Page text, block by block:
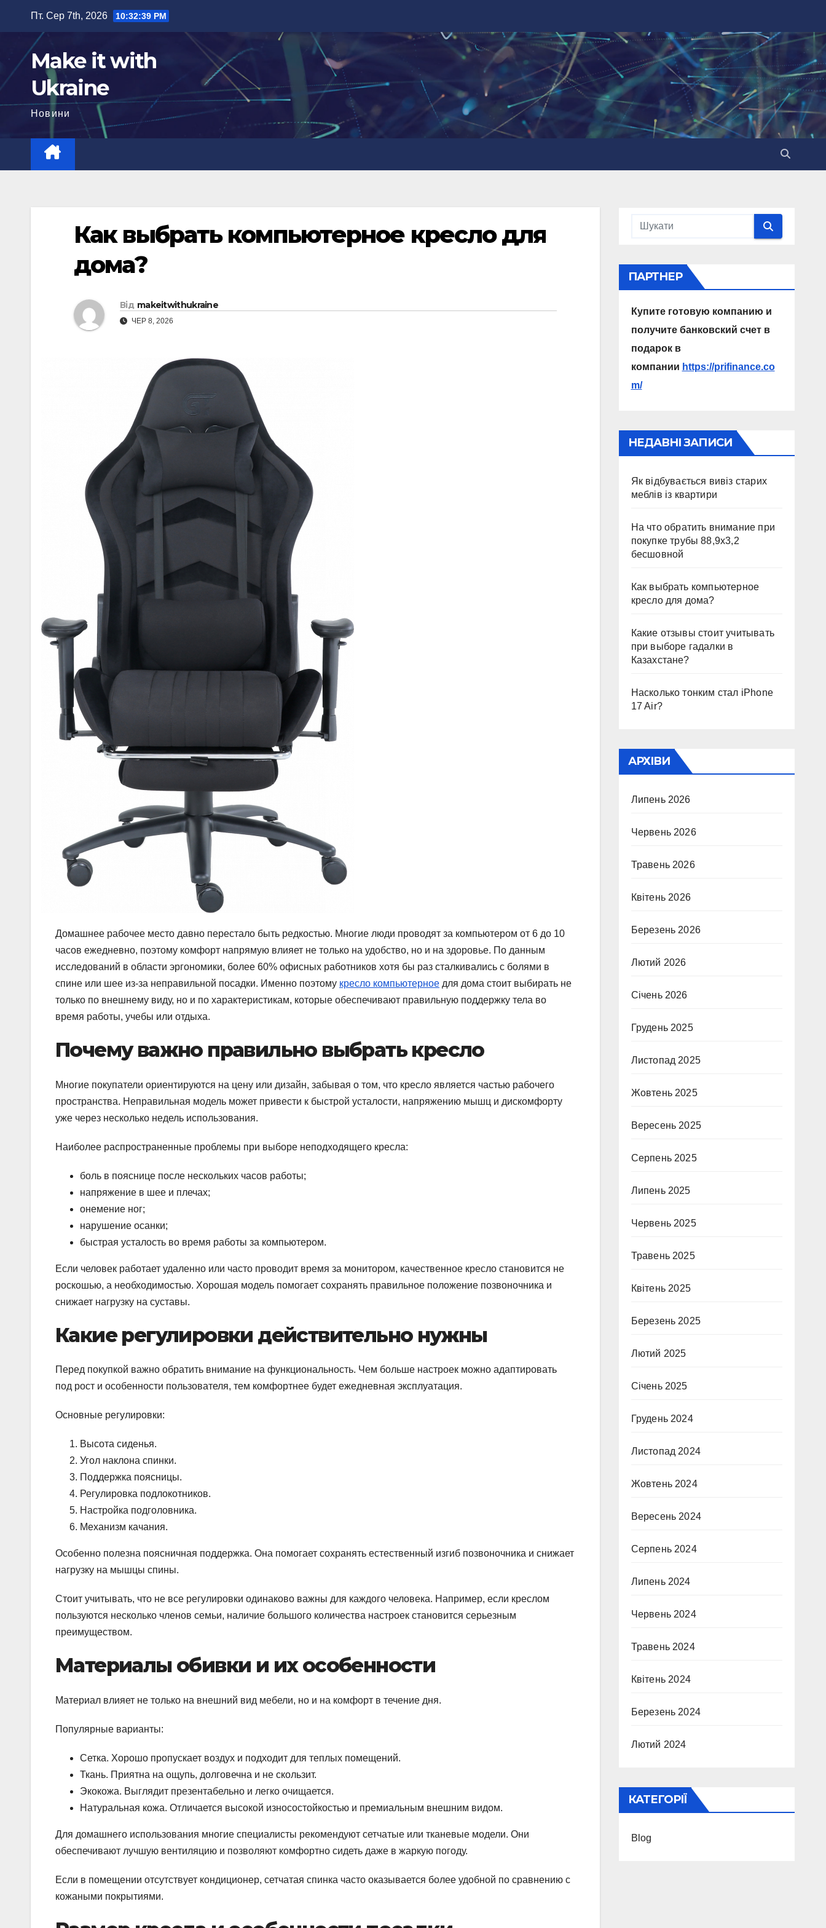
Пт. Сер 7th, 2026 10:32:40 PM
Make it with
Ukraine
Новини
Как выбрать компьютерное кресло для
дома?
Від makeitwithukraine
ЧЕР 8, 2026
Домашнее рабочее место давно перестало быть редкостью. Многие люди проводят за компьютером от 6 до 10
часов ежедневно, поэтому комфорт напрямую влияет не только на удобство, но и на здоровье. По данным
исследований в области эргономики, более 60% офисных работников хотя бы раз сталкивались с болями в
спине или шее из-за неправильной посадки. Именно поэтому кресло компьютерное для дома стоит выбирать не
только по внешнему виду, но и по характеристикам, которые обеспечивают правильную поддержку тела во
время работы, учебы или отдыха.
Почему важно правильно выбрать кресло
Многие покупатели ориентируются на цену или дизайн, забывая о том, что кресло является частью рабочего
пространства. Неправильная модель может привести к быстрой усталости, напряжению мышц и дискомфорту
уже через несколько недель использования.
Наиболее распространенные проблемы при выборе неподходящего кресла:
боль в пояснице после нескольких часов работы;
напряжение в шее и плечах;
онемение ног;
нарушение осанки;
быстрая усталость во время работы за компьютером.
Если человек работает удаленно или часто проводит время за монитором, качественное кресло становится не
роскошью, а необходимостью. Хорошая модель помогает сохранять правильное положение позвоночника и
снижает нагрузку на суставы.
Какие регулировки действительно нужны
Перед покупкой важно обратить внимание на функциональность. Чем больше настроек можно адаптировать
под рост и особенности пользователя, тем комфортнее будет ежедневная эксплуатация.
Основные регулировки:
Высота сиденья.
Угол наклона спинки.
Поддержка поясницы.
Регулировка подлокотников.
Настройка подголовника.
Механизм качания.
Особенно полезна поясничная поддержка. Она помогает сохранять естественный изгиб позвоночника и снижает
нагрузку на мышцы спины.
Стоит учитывать, что не все регулировки одинаково важны для каждого человека. Например, если креслом
пользуются несколько членов семьи, наличие большого количества настроек становится серьезным
преимуществом.
Материалы обивки и их особенности
Материал влияет не только на внешний вид мебели, но и на комфорт в течение дня.
Популярные варианты:
Сетка. Хорошо пропускает воздух и подходит для теплых помещений.
Ткань. Приятна на ощупь, долговечна и не скользит.
Экокожа. Выглядит презентабельно и легко очищается.
Натуральная кожа. Отличается высокой износостойкостью и премиальным внешним видом.
Для домашнего использования многие специалисты рекомендуют сетчатые или тканевые модели. Они
обеспечивают лучшую вентиляцию и позволяют комфортно сидеть даже в жаркую погоду.
Если в помещении отсутствует кондиционер, сетчатая спинка часто оказывается более удобной по сравнению с
кожаными покрытиями.
ПАРТНЕР
Купите готовую компанию и
получите банковский счет в
подарок в
компании https://prifinance.co
m/
НЕДАВНІ ЗАПИСИ
Як відбувається вивіз старих
меблів із квартири
На что обратить внимание при
покупке трубы 88,9х3,2
бесшовной
Как выбрать компьютерное
кресло для дома?
Какие отзывы стоит учитывать
при выборе гадалки в
Казахстане?
Насколько тонким стал iPhone
17 Air?
АРХІВИ
Липень 2026
Червень 2026
Травень 2026
Квітень 2026
Березень 2026
Лютий 2026
Січень 2026
Грудень 2025
Листопад 2025
Жовтень 2025
Вересень 2025
Серпень 2025
Липень 2025
Червень 2025
Травень 2025
Квітень 2025
Березень 2025
Лютий 2025
Січень 2025
Грудень 2024
Листопад 2024
Жовтень 2024
Вересень 2024
Серпень 2024
Липень 2024
Червень 2024
Травень 2024
Квітень 2024
Березень 2024
Лютий 2024
КАТЕГОРІЇ
Blog